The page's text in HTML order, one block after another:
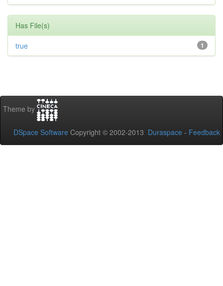
Has File(s)
1
true
Theme by
DSpace Software Copyright © 2002-2013 Duraspace - Feedback